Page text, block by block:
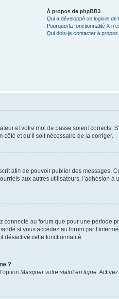
À propos de phpBB3
Qui a développé ce logiciel de
Pourquoi la fonctionnalité X
Qui dois-je contacter à propos
et votre mot de passe soient corrects.
et qu’il soit nécessaire de la corriger.
afin de pouvoir publier des
aux autres utilisateurs, l’adhésion à
au forum que pour une période
si vous accédez au forum par
désactivé cette fonctionnalité.
?
Masquer votre statut en ligne .